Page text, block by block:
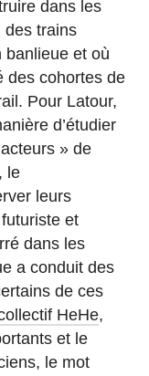
dans les
des trains
banlieue et où
des cohortes de
Pour Latour,
d’étudier
» de
le
leurs
et
dans les
a conduit des
de ces
HeHe,
et le
le mot